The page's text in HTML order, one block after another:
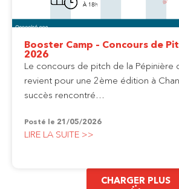
Booster Camp – Concours de
2026
Le concours de pitch de la Pépinière
revient pour une 2ème édition à
succès rencontré…
Posté le 21/05/2026
LIRE LA SUITE >>
CHARGER PLUS